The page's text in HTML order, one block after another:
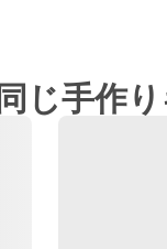
同じ手作